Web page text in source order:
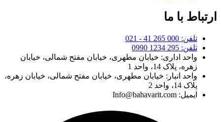
ارتباط با ما
تلفن: 000 265 41 - 021
تلفن: 295 1234 0990
واحد اداری: خیابان مطهری، خیابان مفتح شمالی، خیابان
زهره، پلاک 14، واحد 1
واحد انبار: خیابان مطهری، خیابان مفتح شمالی، خیابان زهره،
پلاک 14، واحد 2
ایمیل: Info@bahavarit.com